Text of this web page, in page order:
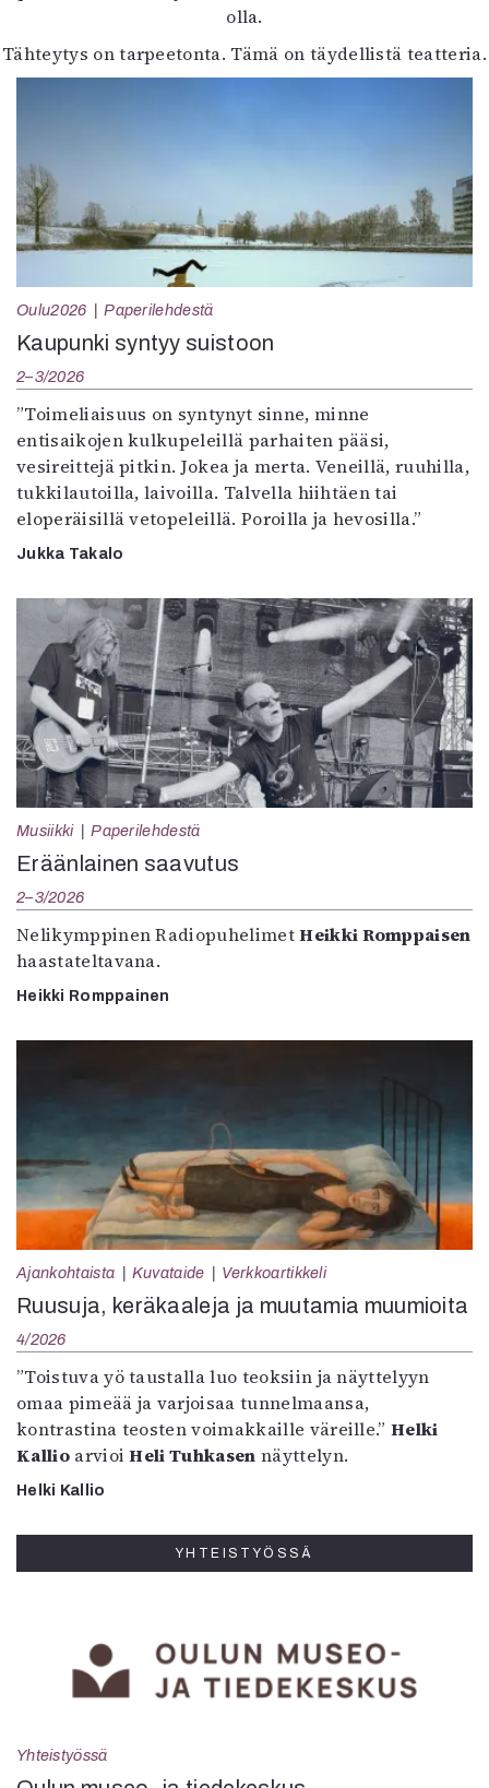
olla.
Tähteytys on tarpeetonta. Tämä on täydellistä teatteria.
Oulu2026 Paperilehdestä
Kaupunki syntyy suistoon
2–3/2026
”Toimeliaisuus on syntynyt sinne, minne
entisaikojen kulkupeleillä parhaiten pääsi,
vesireittejä pitkin. Jokea ja merta. Veneillä, ruuhilla,
tukkilautoilla, laivoilla. Talvella hiihtäen tai
eloperäisillä vetopeleillä. Poroilla ja hevosilla.”
Jukka Takalo
Musiikki Paperilehdestä
Eräänlainen saavutus
2–3/2026
Nelikymppinen RadiopuhelimetHeikki Romppaisen
haastateltavana.
Heikki Romppainen
Ajankohtaista Kuvataide Verkkoartikkeli
Ruusuja, keräkaaleja ja muutamia muumioita
4/2026
”Toistuva yö taustalla luo teoksiin ja näyttelyyn
omaa pimeää ja varjoisaa tunnelmaansa,
kontrastina teosten voimakkaille väreille.”Helki
KallioarvioiHeli Tuhkasen näyttelyn.
Helki Kallio
YHTEISTYÖSSÄ
Yhteistyössä